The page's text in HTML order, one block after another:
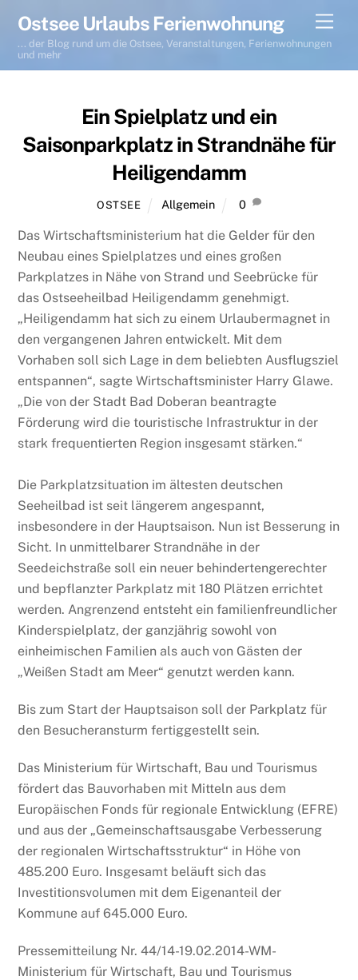
content
Ostsee Urlaubs Ferienwohnung
... der Blog rund um die Ostsee, Veranstaltungen, Ferienwohnungen
und mehr
Ein Spielplatz und ein
Saisonparkplatz in Strandnähe für
Heiligendamm
OSTSEE Allgemein 0
Das Wirtschaftsministerium hat die Gelder für den
Neubau eines Spielplatzes und eines großen
Parkplatzes in Nähe von Strand und Seebrücke für
das Ostseeheilbad Heiligendamm genehmigt.
„Heiligendamm hat sich zu einem Urlaubermagnet in
den vergangenen Jahren entwickelt. Mit dem
Vorhaben soll sich Lage in dem beliebten Ausflugsziel
entspannen“, sagte Wirtschaftsminister Harry Glawe.
„Die von der Stadt Bad Doberan beantragte
Förderung wird die touristische Infrastruktur in der
stark frequentierten Region insgesamt stärken.“
Die Parkplatzsituation im ältesten deutschen
Seeheilbad ist seit längerem angespannt,
insbesondere in der Hauptsaison. Nun ist Besserung in
Sicht. In unmittelbarer Strandnähe in der
Seedeichstraße soll ein neuer behindertengerechter
und bepflanzter Parkplatz mit 180 Plätzen errichtet
werden. Angrenzend entsteht ein familienfreundlicher
Kinderspielplatz, der ganzjährig sowohl von
einheimischen Familien als auch von Gästen der
„Weißen Stadt am Meer“ genutzt werden kann.
Bis zum Start der Hauptsaison soll der Parkplatz für
den Besucheransturm fertiggestellt sein.
Das Ministerium für Wirtschaft, Bau und Tourismus
fördert das Bauvorhaben mit Mitteln aus dem
Europäischen Fonds für regionale Entwicklung (EFRE)
und aus der „Gemeinschaftsausgabe Verbesserung
der regionalen Wirtschaftsstruktur“ in Höhe von
485.200 Euro. Insgesamt beläuft sich das
Investitionsvolumen mit dem Eigenanteil der
Kommune auf 645.000 Euro.
Pressemitteilung Nr. 44/14-19.02.2014-WM-
Ministerium für Wirtschaft, Bau und Tourismus